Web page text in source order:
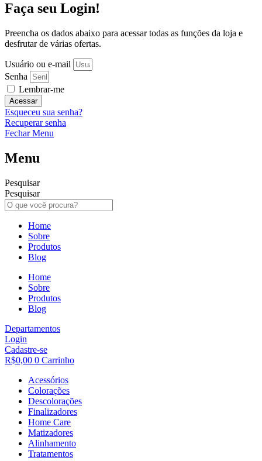
Faça seu Login!
Preencha os dados abaixo para acessar todas as funções da loja e
desfrutar de várias ofertas.
Usuário ou e-mail
Senha
Lembrar-me
Acessar
Esqueceu sua senha?
Recuperar senha
Fechar Menu
Menu
Pesquisar
Pesquisar
Home
Sobre
Produtos
Blog
Home
Sobre
Produtos
Blog
Departamentos
Login
Cadastre-se
R$0,00 0 Carrinho
Acessórios
Colorações
Descolorações
Finalizadores
Home Care
Matizadores
Alinhamento
Tratamentos